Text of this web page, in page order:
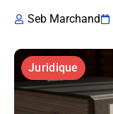
Seb Marchand
Juridique